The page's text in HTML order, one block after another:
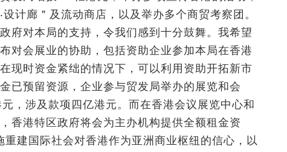
计廊＂及流动商店，以及举办多个商贸考察团。
府对本局的支持，令我们感到十分鼓舞。我希望
对会展业的协助，包括资助企业参加本局在香港
现时资金紧绌的情况下，可以利用资助开拓新市
已预留资源，企业参与贸发局举办的展览和会
，涉及款项四亿港元。而在香港会议展览中心和
香港特区政府将会为主办机构提供全额租金资
建国际社会对香港作为亚洲商业枢纽的信心，以